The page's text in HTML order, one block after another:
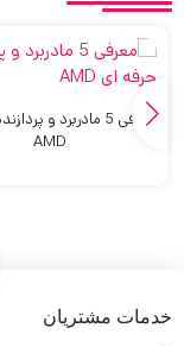
معرفی 5 مادربرد و
AMD
خدمات مشتریان